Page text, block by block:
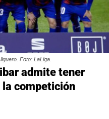
Foto: LaLiga.
admite tener
la competición